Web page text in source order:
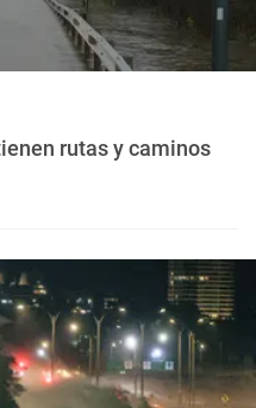
rutas y caminos